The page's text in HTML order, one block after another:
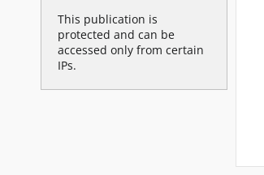
This publication is
protected and can be
accessed only from certain
IPs.